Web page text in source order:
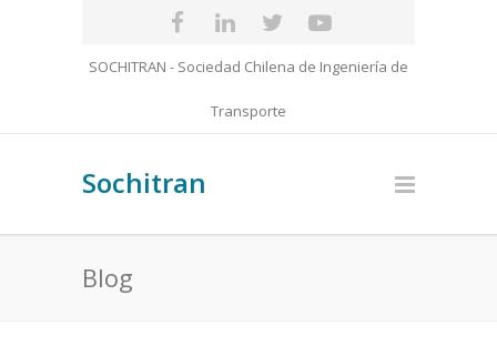
SOCHITRAN - Sociedad Chilena de Ingeniería de
Transporte
Sochitran
Blog